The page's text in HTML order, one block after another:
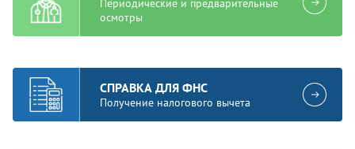
Периодические и предварительные
осмотры
СПРАВКА ДЛЯ ФНС
Получение налогового вычета